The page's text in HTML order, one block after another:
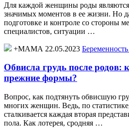
Для каждой женщины роды
значимых моментов в ее жизни. Но
подготовке и контроле со стороны
специалистов, ситуации …
+МАМА 22.05.2023
Обвисла грудь после родов:
прежние формы?
Вопрос, как подтянуть обвисшую
многих женщин. Ведь, по
сталкивается каждая вторая
пола. Как лотерея, сродняя …